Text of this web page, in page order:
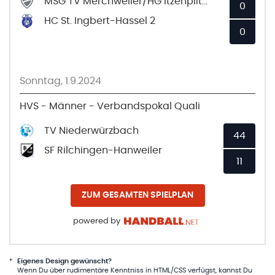
HC St. Ingbert-Hassel 2
0
0
Sonntag, 1.9.2024
HVS - Männer - Verbandspokal Quali
TV Niederwürzbach
SF Rilchingen-Hanweiler
44
11
ZUM GESAMTEN SPIELPLAN
powered by
*
Eigenes Design gewünscht?
Wenn Du über rudimentäre Kenntniss in HTML/CSS verfügst, kannst Du